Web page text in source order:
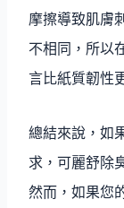
摩擦導致肌膚
不相同，所以
言比紙質韌性
總結來說，如
求，可麗舒除
然而，如果您